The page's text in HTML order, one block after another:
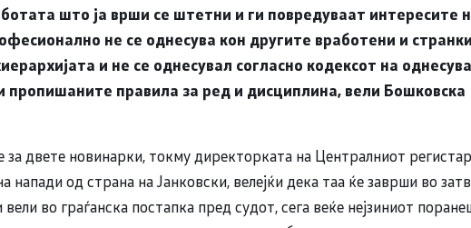
што ја врши се штетни и ги повредуваат интересите
не се однесува кон другите вработени и
и не се однесувал согласно кодексот на
пропишаните правила за ред и дисциплина, вели Бошковска
за двете новинарки, токму директорката на Централниот регистар
напади од страна на Јанковски, велејќи дека таа ќе заврши во
во граѓанска постапка пред судот, сега веќе нејзиниот